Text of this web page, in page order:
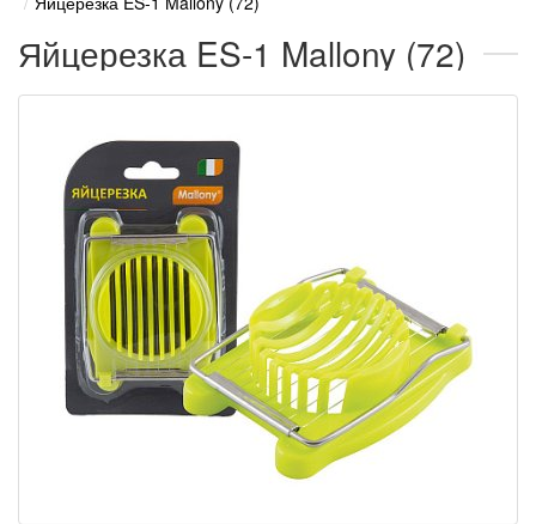
Яйцерезка ES-1 Mallony (72)